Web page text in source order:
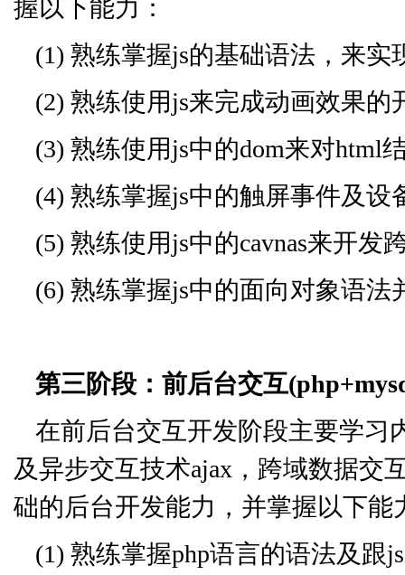
握以下能力：
(1) 熟练掌握js的基础语法，来实
(2) 熟练使用js来完成动画效果的
(3) 熟练使用js中的dom来对html
(4) 熟练掌握js中的触屏事件及
(5) 熟练使用js中的cavnas来开发
(6) 熟练掌握js中的面向对象语法
第三阶段：前后台交互
在前后台交互开发阶段主要学习
及异步交互技术ajax，跨域数据交
础的后台开发能力，并掌握以下能
(1) 熟练掌握php语言的语法及跟